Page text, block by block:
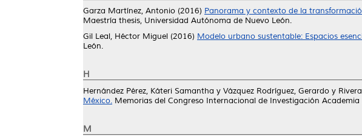
Garza Martínez, Antonio (2016) Panorama y contexto de la
Maestría thesis, Universidad Autónoma de Nuevo León.
Gil Leal, Héctor Miguel (2016) Modelo urbano sustentable: Espacios
León.
H
Hernández Pérez, Káteri Samantha y Vázquez Rodríguez, Gerardo y
México. Memorias del Congreso Internacional de Investigación
M